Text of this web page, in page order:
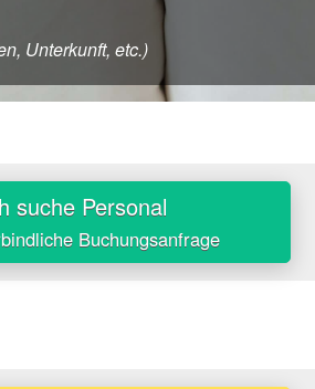
Unterkunft, etc.)
suche Personal
Buchungsanfrage